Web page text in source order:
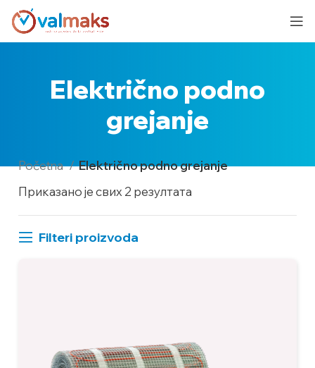
Električno podno
grejanje
Početna
Električno podno grejanje
Приказано је свих 2 резултата
Filteri proizvoda